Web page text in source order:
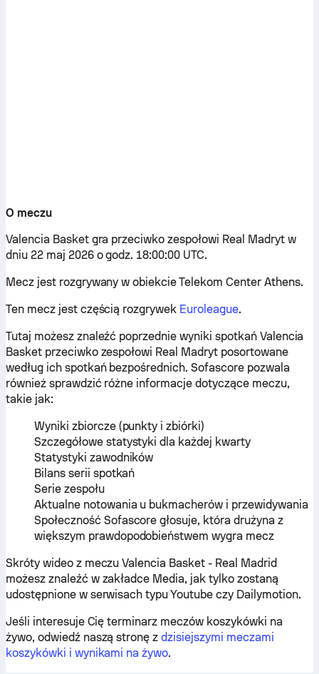
O meczu
Valencia Basket gra przeciwko zespołowi Real Madryt w
dniu 22 maj 2026 o godz. 18:00:00 UTC.
Mecz jest rozgrywany w obiekcie Telekom Center Athens.
Ten mecz jest częścią rozgrywek Euroleague.
Tutaj możesz znaleźć poprzednie wyniki spotkań Valencia
Basket przeciwko zespołowi Real Madryt posortowane
według ich spotkań bezpośrednich. Sofascore pozwala
również sprawdzić różne informacje dotyczące meczu,
takie jak:
Wyniki zbiorcze (punkty i zbiórki)
Szczegółowe statystyki dla każdej kwarty
Statystyki zawodników
Bilans serii spotkań
Serie zespołu
Aktualne notowania u bukmacherów i przewidywania
Społeczność Sofascore głosuje, która drużyna z
większym prawdopodobieństwem wygra mecz
Skróty wideo z meczu Valencia Basket - Real Madrid
możesz znaleźć w zakładce Media, jak tylko zostaną
udostępnione w serwisach typu Youtube czy Dailymotion.
Jeśli interesuje Cię terminarz meczów koszykówki na
żywo, odwiedź naszą stronę zdzisiejszymi meczami
koszykówki i wynikami na żywo.